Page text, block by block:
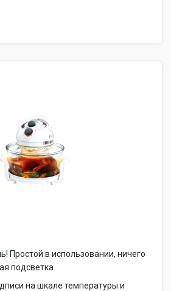
Простой в использовании, ничего
подсветка.
на шкале температуры и